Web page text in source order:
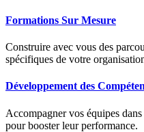
Formations Sur Mesure
Construire avec vous des
spécifiques de votre
Développement des
Accompagner vos équipes
pour booster leur performance.